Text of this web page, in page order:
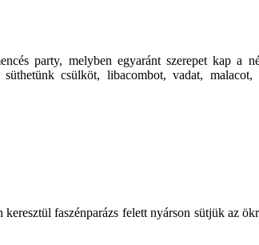
party, melyben egyaránt szerepet kap a
csülköt, libacombot, vadat,
faszénparázs felett nyárson sütjük az